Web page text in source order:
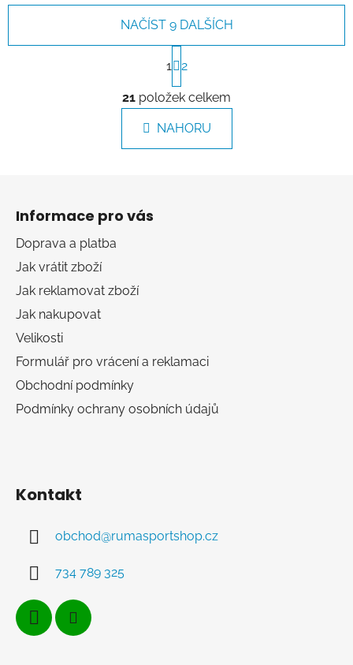
O
v
l
á
d
i
NAČÍST 9 DALŠÍCH
S
t
r
á
n
k
1 2
21 položek celkem
NAHORU
Informace pro vás
Doprava a platba
Jak vrátit zboží
Jak reklamovat zboží
Jak nakupovat
Velikosti
Formulář pro vrácení a reklamaci
Obchodní podmínky
Podmínky ochrany osobních údajů
Kontakt
obchod@rumasportshop.cz
734 789 325